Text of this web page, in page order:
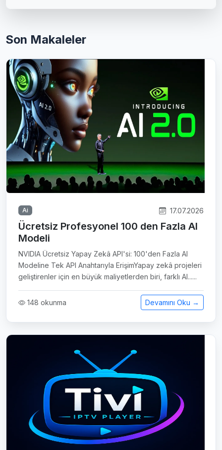
Son Makaleler
Ai 17.07.2026
Ücretsiz Profesyonel 100 den Fazla AI
Modeli
NVIDIA Ücretsiz Yapay Zekâ API'si: 100'den Fazla AI
Modeline Tek API Anahtarıyla ErişimYapay zekâ projeleri
geliştirenler için en büyük maliyetlerden biri, farklı AI......
148 okunma Devamını Oku →